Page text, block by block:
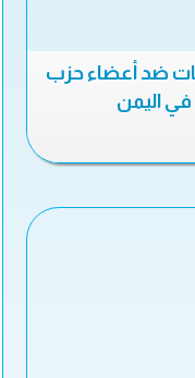
ضد أعضاء حزب
في اليمن